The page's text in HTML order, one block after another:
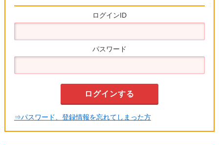
ログインID
パスワード
⇒パスワード、登録情報を忘れてしまった方